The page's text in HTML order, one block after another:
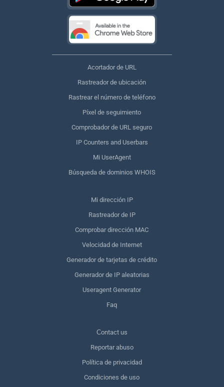
Acortador de URL
Rastreador de ubicación
Rastrear el número de teléfono
Píxel de seguimiento
Comprobador de URL seguro
IP Counters and Userbars
Mi UserAgent
Búsqueda de dominios WHOIS
Mi dirección IP
Rastreador de IP
Comprobar dirección MAC
Velocidad de Internet
Generador de tarjetas de crédito
Generador de IP aleatorias
Useragent Generator
Faq
Сontact us
Reportar abuso
Política de privacidad
Condiciones de uso